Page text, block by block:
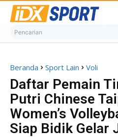
Pencarian
Beranda Sport Lain Voli
Daftar Pemain
Putri Chinese
Women’s
Siap Bidik Gelar